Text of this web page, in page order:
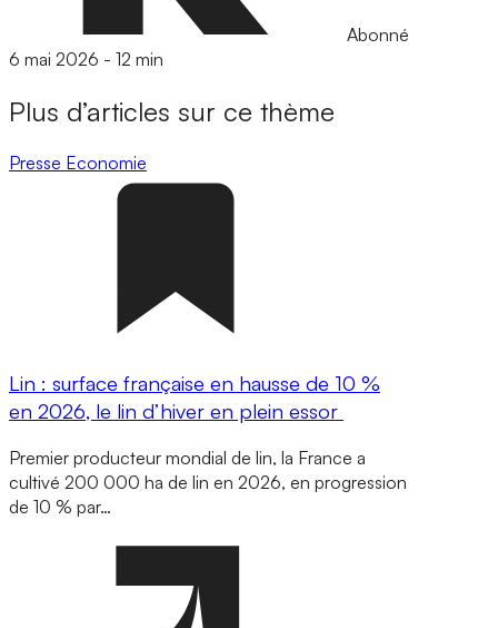
Abonné
6 mai 2026 - 12 min
Plus d’articles sur ce thème
Presse Economie
Lin : surface française en hausse de 10 %
en 2026, le lin d’hiver en plein essor
Premier producteur mondial de lin, la France a
cultivé 200 000 ha de lin en 2026, en progression
de 10 % par…